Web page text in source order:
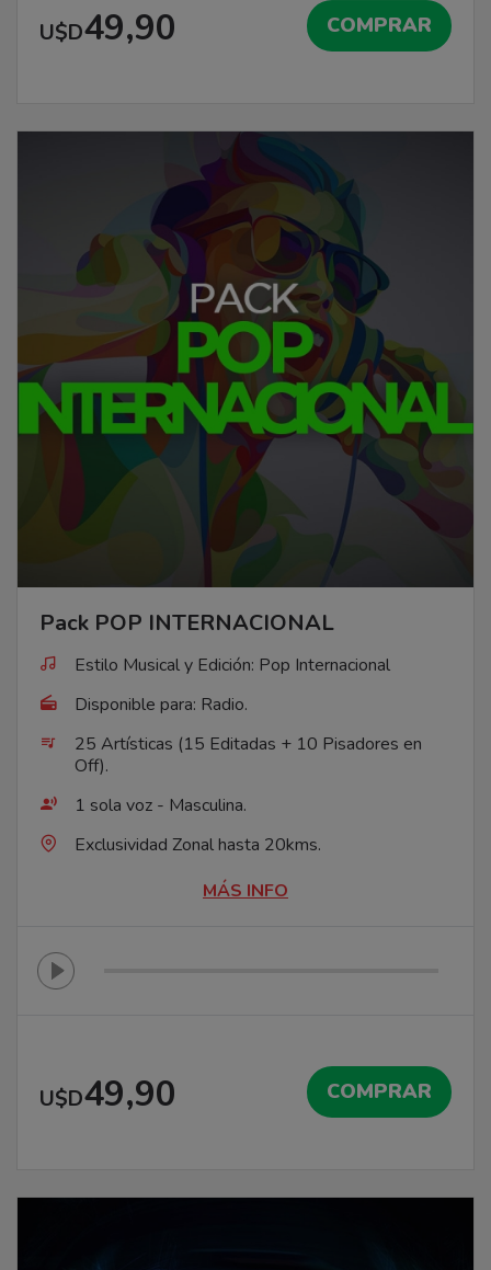
U$D49,90 COMPRAR
Pack POP INTERNACIONAL
Estilo Musical y Edición: Pop Internacional
Disponible para: Radio.
25 Artísticas (15 Editadas + 10 Pisadores en
Off).
1 sola voz - Masculina.
Exclusividad Zonal hasta 20kms.
MÁS INFO
U$D49,90 COMPRAR